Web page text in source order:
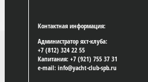
Контактная информация:
Администратор яхт-клуба:
+7 (812) 324 22 55
Капитания: +7 (921) 755 37 31
e-mail: info@yacht-club-spb.ru